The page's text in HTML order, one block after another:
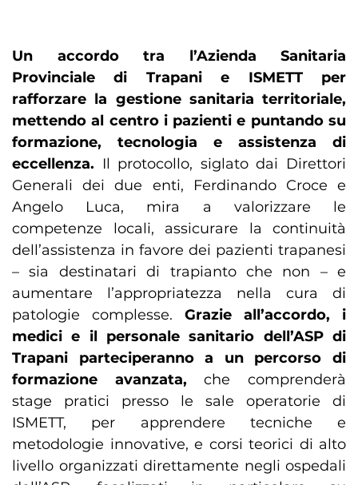
Un accordo tra l’Azienda Sanitaria
Provinciale di Trapani e ISMETT per
rafforzare la gestione sanitaria territoriale,
mettendo al centro i pazienti e puntando su
formazione, tecnologia e assistenza di
eccellenza. Il protocollo, siglato dai Direttori
Generali dei due enti, Ferdinando Croce e
Angelo Luca, mira a valorizzare le
competenze locali, assicurare la continuità
dell’assistenza in favore dei pazienti trapanesi
– sia destinatari di trapianto che non – e
aumentare l’appropriatezza nella cura di
patologie complesse. Grazie all’accordo, i
medici e il personale sanitario dell’ASP di
Trapani parteciperanno a un percorso di
formazione avanzata,che comprenderà
stage pratici presso le sale operatorie di
ISMETT, per apprendere tecniche e
metodologie innovative, e corsi teorici di alto
livello organizzati direttamente negli ospedali